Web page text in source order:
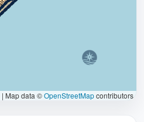
| Map data ©OpenStreetMapcontributors